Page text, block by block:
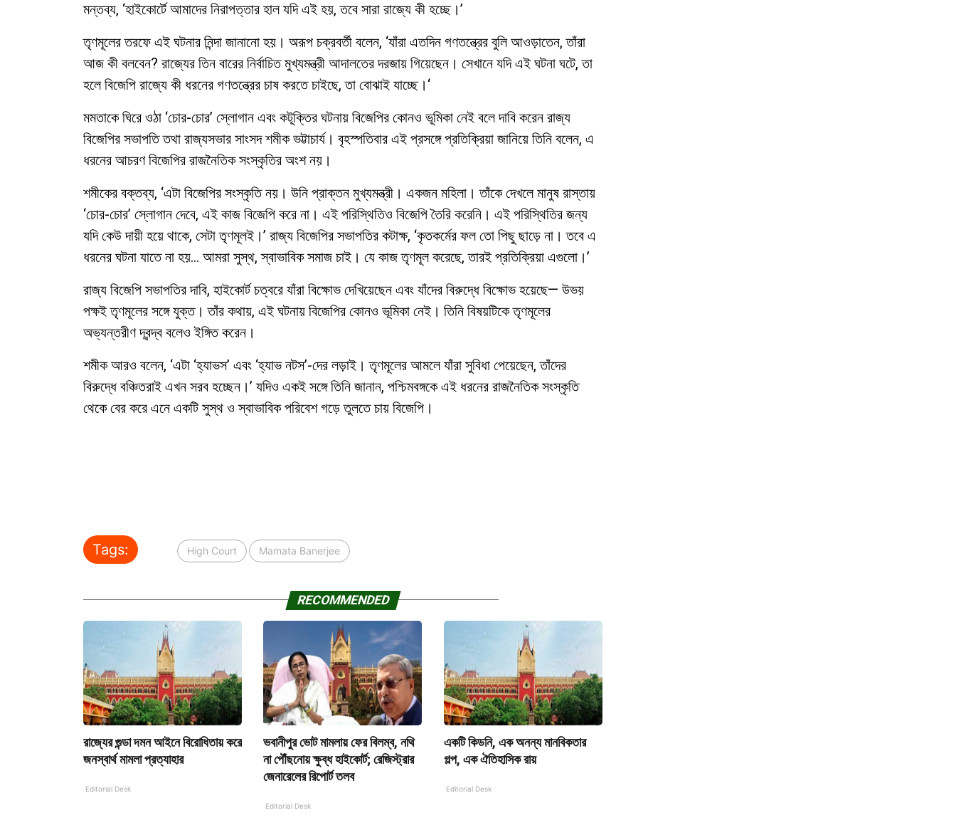
মন্তব্য, ‘হাইকোর্টে আমাদের নিরাপত্তার হাল যদি এই হয়, তবে সারা রাজ্যে কী হচ্ছে।’
তৃণমূলের তরফে এই ঘটনার নিন্দা জানানো হয়। অরূপ চক্রবর্তী বলেন, ‘যাঁরা এতদিন গণতন্ত্রের বুলি আওড়াতেন, তাঁরা
আজ কী বলবেন? রাজ্যের তিন বারের নির্বাচিত মুখ্যমন্ত্রী আদালতের দরজায় গিয়েছেন। সেখানে যদি এই ঘটনা ঘটে, তা
হলে বিজেপি রাজ্যে কী ধরনের গণতন্ত্রের চাষ করতে চাইছে, তা বোঝাই যাচ্ছে।‘
মমতাকে ঘিরে ওঠা ‘চোর-চোর’ স্লোগান এবং কটূক্তির ঘটনায় বিজেপির কোনও ভূমিকা নেই বলে দাবি করেন রাজ্য
বিজেপির সভাপতি তথা রাজ্যসভার সাংসদ শমীক ভট্টাচার্য। বৃহস্পতিবার এই প্রসঙ্গে প্রতিক্রিয়া জানিয়ে তিনি বলেন, এ
ধরনের আচরণ বিজেপির রাজনৈতিক সংস্কৃতির অংশ নয়।
শমীকের বক্তব্য, ‘এটা বিজেপির সংস্কৃতি নয়। উনি প্রাক্তন মুখ্যমন্ত্রী। একজন মহিলা। তাঁকে দেখলে মানুষ রাস্তায়
‘চোর-চোর’ স্লোগান দেবে, এই কাজ বিজেপি করে না। এই পরিস্থিতিও বিজেপি তৈরি করেনি। এই পরিস্থিতির জন্য
যদি কেউ দায়ী হয়ে থাকে, সেটা তৃণমূলই।’ রাজ্য বিজেপির সভাপতির কটাক্ষ, ‘কৃতকর্মের ফল তো পিছু ছাড়ে না। তবে এ
ধরনের ঘটনা যাতে না হয়… আমরা সুস্থ, স্বাভাবিক সমাজ চাই। যে কাজ তৃণমূল করেছে, তারই প্রতিক্রিয়া এগুলো।’
রাজ্য বিজেপি সভাপতির দাবি, হাইকোর্ট চত্বরে যাঁরা বিক্ষোভ দেখিয়েছেন এবং যাঁদের বিরুদ্ধে বিক্ষোভ হয়েছে— উভয়
পক্ষই তৃণমূলের সঙ্গে যুক্ত। তাঁর কথায়, এই ঘটনায় বিজেপির কোনও ভূমিকা নেই। তিনি বিষয়টিকে তৃণমূলের
অভ্যন্তরীণ দ্বন্দ্ব বলেও ইঙ্গিত করেন।
শমীক আরও বলেন, ‘এটা ‘হ্যাভস’ এবং ‘হ্যাভ নটস’-দের লড়াই। তৃণমূলের আমলে যাঁরা সুবিধা পেয়েছেন, তাঁদের
বিরুদ্ধে বঞ্চিতরাই এখন সরব হচ্ছেন।’ যদিও একই সঙ্গে তিনি জানান, পশ্চিমবঙ্গকে এই ধরনের রাজনৈতিক সংস্কৃতি
থেকে বের করে এনে একটি সুস্থ ও স্বাভাবিক পরিবেশ গড়ে তুলতে চায় বিজেপি।
Tags: High Court Mamata Banerjee
RECOMMENDED
রাজ্যের গুন্ডা দমন আইনে বিরোধিতায় করে
জনস্বার্থ মামলা প্রত্যাহার
Editorial Desk
ভবানীপুর ভোট মামলায় ফের বিলম্ব, নথি
না পৌঁছনোয় ক্ষুব্ধ হাইকোর্ট; রেজিস্ট্রার
জেনারেলের রিপোর্ট তলব
Editorial Desk
একটি কিডনি, এক অনন্য মানবিকতার
গল্প, এক ঐতিহাসিক রায়
Editorial Desk